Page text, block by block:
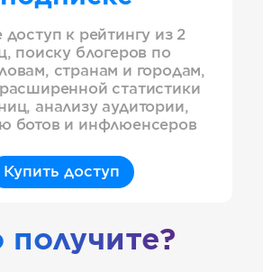
доступ к рейтингу из 2
поиску блогеров по
странам и городам,
статистики
анализу аудитории,
ботов и инфлюенсеров
Купить доступ
получите?